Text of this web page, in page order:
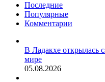
Гурудев
Лали
Баба
Последние
Популярные
Комментарии
В Ладакхе открылась
мире
05.08.2026